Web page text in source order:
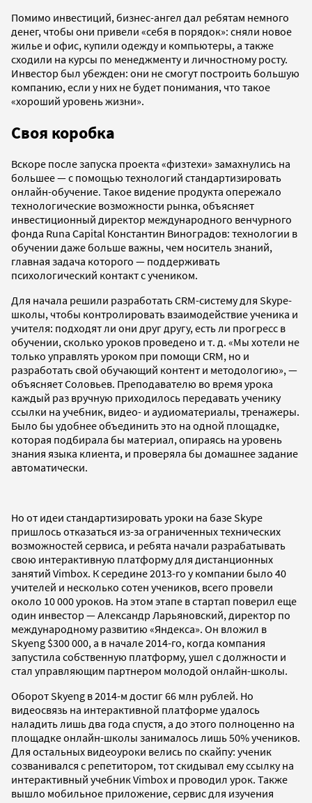
Помимо инвестиций, бизнес-ангел дал ребятам немного
денег, чтобы они привели «себя в порядок»: сняли новое
жилье и офис, купили одежду и компьютеры, а также
сходили на курсы по менеджменту и личностному росту.
Инвестор был убежден: они не смогут построить большую
компанию, если у них не будет понимания, что такое
«хороший уровень жизни».
Своя коробка
Вскоре после запуска проекта «физтехи» замахнулись на
большее — с помощью технологий стандартизировать
онлайн-обучение. Такое видение продукта опережало
технологические возможности рынка, объясняет
инвестиционный директор международного венчурного
фонда Runa Capital Константин Виноградов: технологии в
обучении даже больше важны, чем носитель знаний,
главная задача которого — поддерживать
психологический контакт с учеником.
Для начала решили разработать CRM-систему для Skype-
школы, чтобы контролировать взаимодействие ученика и
учителя: подходят ли они друг другу, есть ли прогресс в
обучении, сколько уроков проведено и т. д. «Мы хотели не
только управлять уроком при помощи CRM, но и
разработать свой обучающий контент и методологию», —
объясняет Соловьев. Преподавателю во время урока
каждый раз вручную приходилось передавать ученику
ссылки на учебник, видео- и аудиоматериалы, тренажеры.
Было бы удобнее объединить это на одной площадке,
которая подбирала бы материал, опираясь на уровень
знания языка клиента, и проверяла бы домашнее задание
автоматически.
Но от идеи стандартизировать уроки на базе Skype
пришлось отказаться из-за ограниченных технических
возможностей сервиса, и ребята начали разрабатывать
свою интерактивную платформу для дистанционных
занятий Vimbox. К середине 2013-го у компании было 40
учителей и несколько сотен учеников, всего провели
около 10 000 уроков. На этом этапе в стартап поверил еще
один инвестор — Александр Ларьяновский, директор по
международному развитию «Яндекса». Он вложил в
Skyeng $300 000, а в начале 2014-го, когда компания
запустила собственную платформу, ушел с должности и
стал управляющим партнером молодой онлайн-школы.
Оборот Skyeng в 2014-м достиг 66 млн рублей. Но
видеосвязь на интерактивной платформе удалось
наладить лишь два года спустя, а до этого полноценно на
площадке онлайн-школы занималось лишь 50% учеников.
Для остальных видеоуроки велись по скайпу: ученик
созванивался с репетитором, тот скидывал ему ссылку на
интерактивный учебник Vimbox и проводил урок. Также
вышло мобильное приложение, сервис для изучения